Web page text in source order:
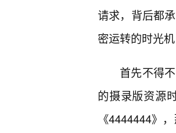
请求，背后都
密运转的时光
首先不得
的摄录版资源
《4444444》